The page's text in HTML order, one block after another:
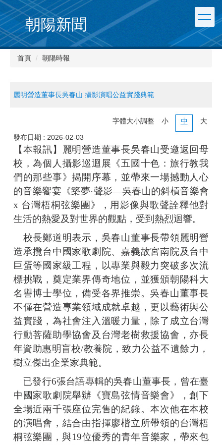
朝陽新聞
首頁 朝陽時報
麗明營造董事長吳春山 攝影演唱公益實踐典範
字體大小調整 小 中 大
發布日期 : 2026-02-03
【本報訊】麗明營造董事長吳春山受邀返回母
校，為個人攝影巡迴展《五國十色：旅行教我
們的那些事》揭開序幕，並帶來一場撼動人心
的音樂饗宴《築夢·聲影—吳春山的斜槓音樂會
x 台灣梧桐弦樂團》，用影像與歌聲詮釋他對
生活的熱愛及對世界的觀點，受到熱烈迴響。
校長鄭道明表示，吳春山董事長帶領麗明營
造承攬台中國家歌劇院、嘉義故宮南院及台中
巨蛋等國家級工程，以專業與毅力突破多次流
標挑戰，奠定業界傳奇地位，並獲頒朝陽科大
名譽博士學位，備受各界推崇。吳春山董事長
不僅在營造專業領域成就卓越，更以藝術與公
益實踐，為社會注入溫暖力量，除了成立台灣
行動菩薩助學協會及台灣老樹救援協會，亦長
年資助惠明盲校/教養院，致力公益不遺餘力，
樹立傑出企業家典範。
已發行6張台語專輯的吳春山董事長，曾在臺
中國家歌劇院舉辦《寶島弦情音樂會》，創下
全場近兩千張座位完售的紀錄。本次他在本校
的演唱會，結合由指揮廖楷立所帶領的台灣梧
桐弦樂團，與19位優秀的青年音樂家，帶來包